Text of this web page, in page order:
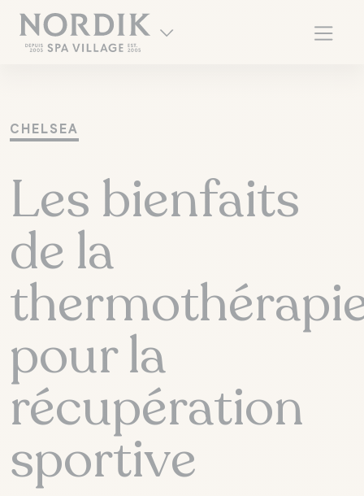
EN
CHELSEA
Les bienfaits
de la
pour la
récupération
sportive